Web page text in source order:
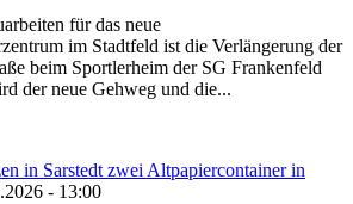
für das neue
im Stadtfeld ist die Verlängerung der
beim Sportlerheim der SG Frankenfeld
der neue Gehweg und die...
in Sarstedt zwei Altpapiercontainer in
- 13:00